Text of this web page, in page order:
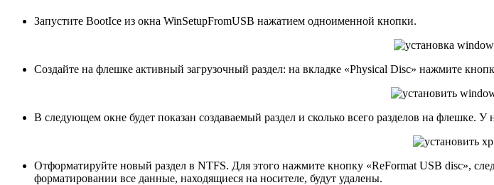
Запустите BootIce из окна WinSetupFromUSB нажатием одноименной кнопки.
Создайте на флешке активный загрузочный раздел: на вкладке «Physical Disc» нажмите
В следующем окне будет показан создаваемый раздел и сколько всего разделов на флешке. У
Отформатируйте новый раздел в NTFS. Для этого нажмите кнопку «ReFormat USB disc»,
форматировании все данные, находящиеся на носителе, будут удалены.